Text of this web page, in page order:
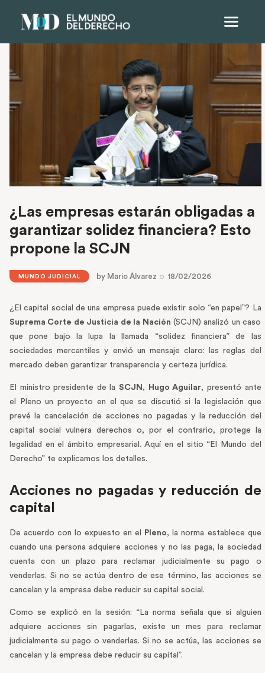
¿Las empresas estarán obligadas a
garantizar solidez financiera? Esto
propone la SCJN
MUNDO JUDICIAL by Mario Álvarez 18/02/2026
¿El capital social de una empresa puede existir solo “en papel”? La
Suprema Corte de Justicia de la Nación (SCJN) analizó un caso
que pone bajo la lupa la llamada “solidez financiera” de las
sociedades mercantiles y envió un mensaje claro: las reglas del
mercado deben garantizar transparencia y certeza jurídica.
El ministro presidente de laSCJN , Hugo Aguilar, presentó ante
el Pleno un proyecto en el que se discutió si la legislación que
prevé la cancelación de acciones no pagadas y la reducción del
capital social vulnera derechos o, por el contrario, protege la
legalidad en el ámbito empresarial. Aquí en el sitio “El Mundo del
Derecho” te explicamos los detalles.
Acciones no pagadas y reducción de
capital
De acuerdo con lo expuesto en el Pleno, la norma establece que
cuando una persona adquiere acciones y no las paga, la sociedad
cuenta con un plazo para reclamar judicialmente su pago o
venderlas. Si no se actúa dentro de ese término, las acciones se
cancelan y la empresa debe reducir su capital social.
Como se explicó en la sesión: “La norma señala que si alguien
adquiere acciones sin pagarlas, existe un mes para reclamar
judicialmente su pago o venderlas. Si no se actúa, las acciones se
cancelan y la empresa debe reducir su capital”.